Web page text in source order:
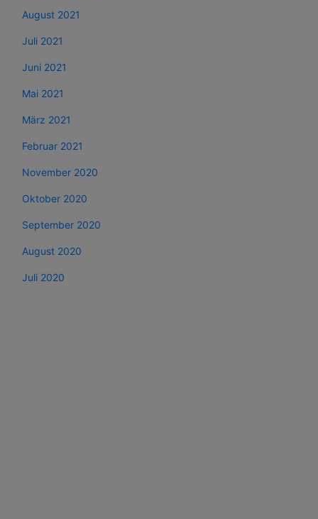
August 2021
Juli 2021
Juni 2021
Mai 2021
März 2021
Februar 2021
November 2020
Oktober 2020
September 2020
August 2020
Juli 2020